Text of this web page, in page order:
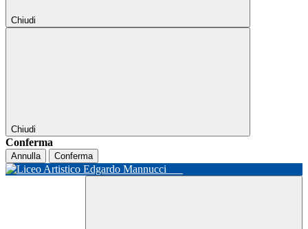
Chiudi
Chiudi
Conferma
Annulla Conferma